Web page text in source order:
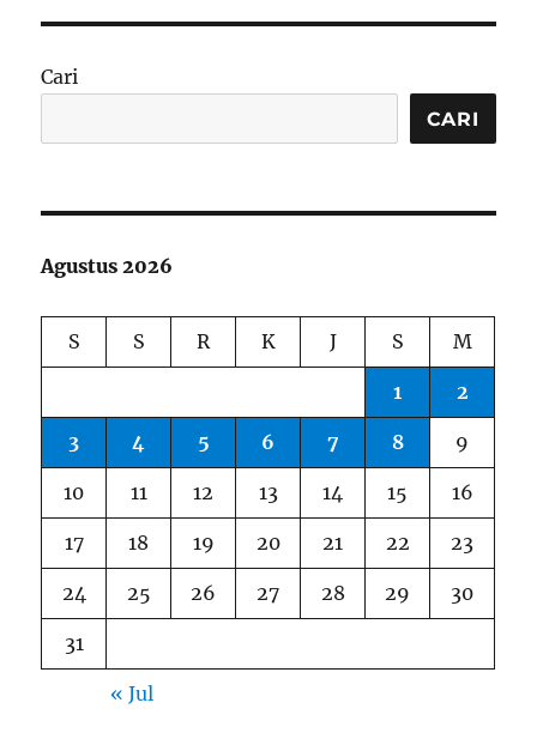
Cari
CARI
Agustus 2026
S S R K J S M
1 2
3 4 5 6 7 8 9
10 11 12 13 14 15 16
17 18 19 20 21 22 23
24 25 26 27 28 29 30
31
« Jul